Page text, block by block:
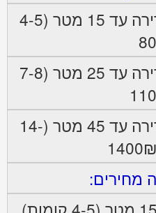
מחיר מנוף להעברת דירה עד 15 מטר (4-5
מחיר מנוף להעברת דירה עד 25 מטר (7-8
מחיר מנוף להעברת דירה עד 45 מטר (14-
מחירים: